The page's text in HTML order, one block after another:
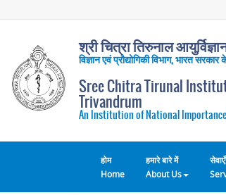
श्री चित्रा तिरुनाल
विज्ञान एवं प्रौद्योगिकी विभाग, भारत
Sree Chitra Tirunal
Trivandrum
An Institution of National
होम
Home
हमारे बारे में
About Us
सेवाएँ